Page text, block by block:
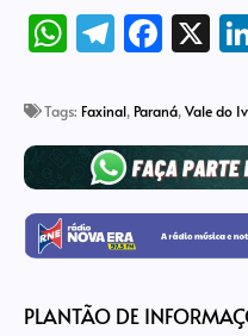
X
Tags: Faxinal, Paraná,Vale do
PLANTÃO DE